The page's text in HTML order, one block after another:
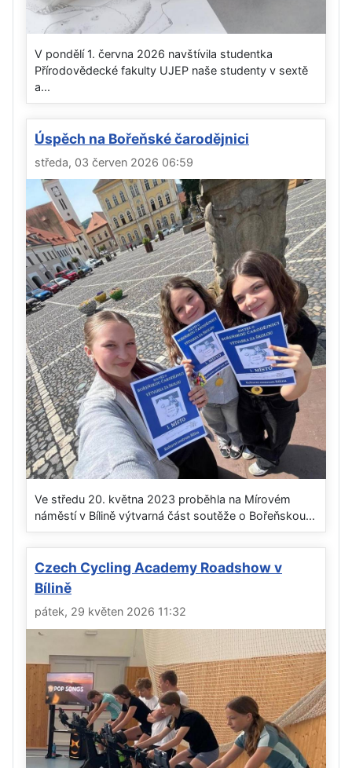
V pondělí 1. června 2026 navštívila studentka
Přírodovědecké fakulty UJEP naše studenty v sextě
a...
Úspěch na Bořeňské čarodějnici
středa, 03 červen 2026 06:59
Ve středu 20. května 2023 proběhla na Mírovém
náměstí v Bílině výtvarná část soutěže o Bořeňskou...
Czech Cycling Academy Roadshow v
Bílině
pátek, 29 květen 2026 11:32